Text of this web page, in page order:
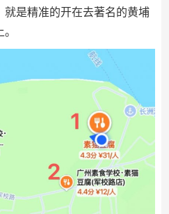
就是精准的开在去著名的黄埔